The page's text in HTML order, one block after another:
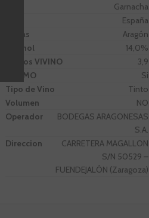
Garnacha
España
Zonas
Aragón
Alcohol
14,0%
Puntos VIVINO
3,9
PROMO
Si
Tipo de Vino
Tinto
Volumen
NO
Operador
BODEGAS ARAGONESAS
S.A.
Direccion
CARRETERA MAGALLON
S/N 50529 –
FUENDEJALÓN (Zaragoza)